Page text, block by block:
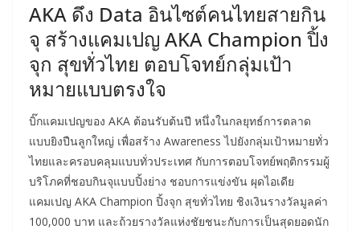
AKA ดึง Data อินไซต์คนไทยสายกิน
จุ สร้างแคมเปญ AKA Champion ปิ้ง
จุก สุขทั่วไทย ตอบโจทย์กลุ่มเป้า
หมายแบบตรงใจ
บิ๊กแคมเปญของ AKA ต้อนรับต้นปี หนึ่งในกลยุทธ์การตลาด
แบบยิงปืนลูกใหญ่ เพื่อสร้าง Awareness ไปยังกลุ่มเป้าหมายทั่ว
ไทยและครอบคลุมแบบทั่วประเทศ กับการตอบโจทย์พฤติกรรมผู้
บริโภคที่ชอบกินจุแบบปิ้งย่าง ชอบการแข่งขัน ผุดไอเดีย
แคมเปญ AKA Champion ปิ้งจุก สุขทั่วไทย ชิงเงินรางวัลมูลค่า
100,000 บาท และถ้วยรางวัลแห่งชัยชนะกับการเป็นสุดยอดนัก